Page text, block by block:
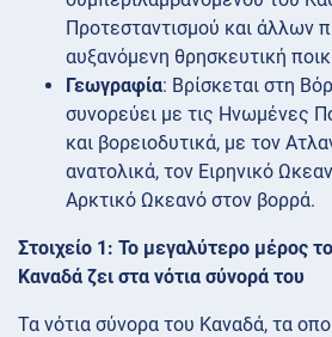
Προτεσταντισμού και άλλων
αυξανόμενη θρησκευτική
Γεωγραφία: Βρίσκεται στη
συνορεύει με τις Ηνωμένες
και βορειοδυτικά, με τον
ανατολικά, τον Ειρηνικό
Αρκτικό Ωκεανό στον βορρά.
Στοιχείο 1: Το μεγαλύτερο μέρος
Καναδά ζει στα νότια σύνορά του
Τα νότια σύνορα του Καναδά, τα